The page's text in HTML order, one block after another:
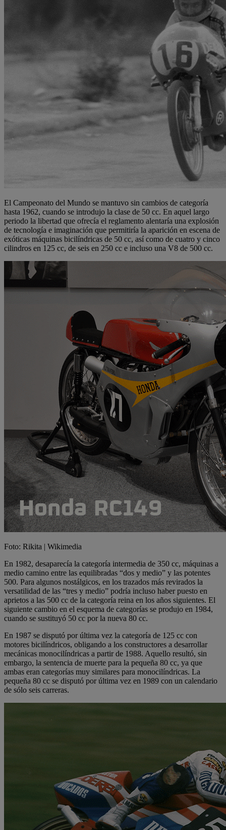
El Campeonato del Mundo se mantuvo sin cambios de categoría
hasta 1962, cuando se introdujo la clase de 50 cc. En aquel largo
periodo la libertad que ofrecía el reglamento alentaría una explosión
de tecnología e imaginación que permitiría la aparición en escena de
exóticas máquinas bicilíndricas de 50 cc, así como de cuatro y cinco
cilindros en 125 cc, de seis en 250 cc e incluso una V8 de 500 cc.
Foto: Rikita | Wikimedia
En 1982, desaparecía la categoría intermedia de 350 cc, máquinas a
medio camino entre las equilibradas “dos y medio” y las potentes
500. Para algunos nostálgicos, en los trazados más revirados la
versatilidad de las “tres y medio” podría incluso haber puesto en
aprietos a las 500 cc de la categoría reina en los años siguientes. El
siguiente cambio en el esquema de categorías se produjo en 1984,
cuando se sustituyó 50 cc por la nueva 80 cc.
En 1987 se disputó por última vez la categoría de 125 cc con
motores bicilíndricos, obligando a los constructores a desarrollar
mecánicas monocilíndricas a partir de 1988. Aquello resultó, sin
embargo, la sentencia de muerte para la pequeña 80 cc, ya que
ambas eran categorías muy similares para monocilíndricas. La
pequeña 80 cc se disputó por última vez en 1989 con un calendario
de sólo seis carreras.